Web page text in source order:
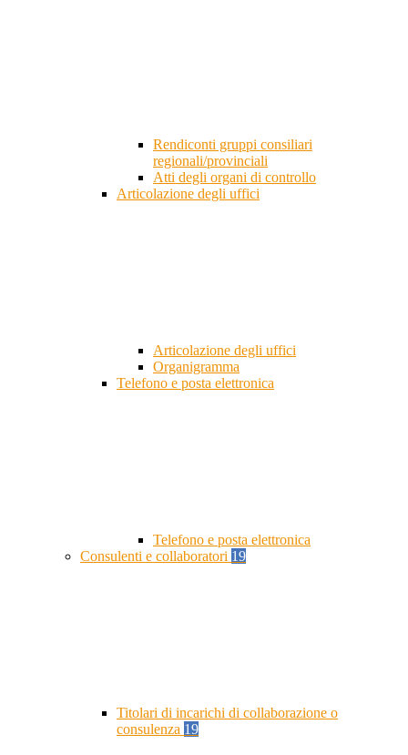
Rendiconti gruppi consiliari
regionali/provinciali
Atti degli organi di controllo
Articolazione degli uffici
Articolazione degli uffici
Organigramma
Telefono e posta elettronica
Telefono e posta elettronica
Consulenti e collaboratori 19
Titolari di incarichi di collaborazione o
consulenza 19